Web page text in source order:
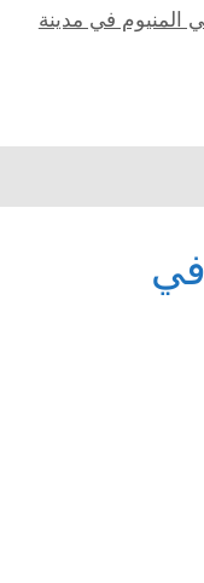
المنيوم في مدينة